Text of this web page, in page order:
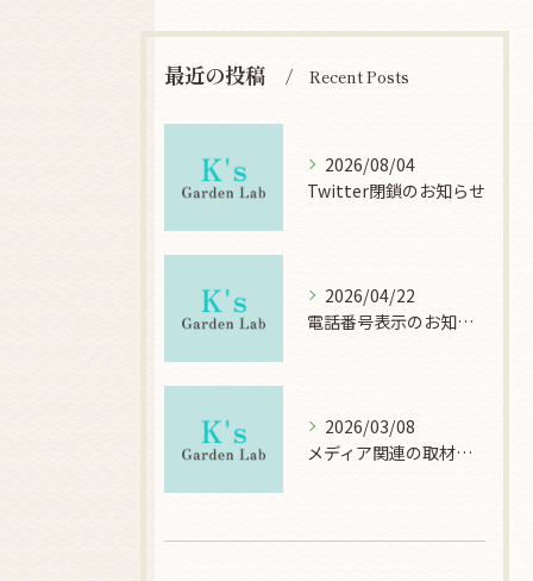
最近の投稿 Recent Posts
2026/08/04
Twitter閉鎖のお知らせ
2026/04/22
電話番号表示のお知らせ
2026/03/08
メディア関連の取材について